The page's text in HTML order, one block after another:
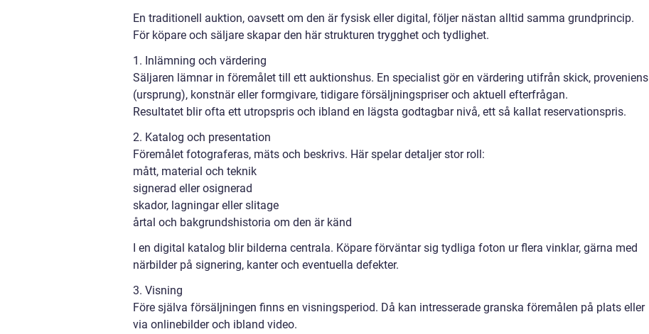
En traditionell auktion, oavsett om den är fysisk eller digital, följer nästan alltid samma grundprincip.
För köpare och säljare skapar den här strukturen trygghet och tydlighet.
1. Inlämning och värdering
Säljaren lämnar in föremålet till ett auktionshus. En specialist gör en värdering utifrån skick, proveniens
(ursprung), konstnär eller formgivare, tidigare försäljningspriser och aktuell efterfrågan.
Resultatet blir ofta ett utropspris och ibland en lägsta godtagbar nivå, ett så kallat reservationspris.
2. Katalog och presentation
Föremålet fotograferas, mäts och beskrivs. Här spelar detaljer stor roll:
mått, material och teknik
signerad eller osignerad
skador, lagningar eller slitage
årtal och bakgrundshistoria om den är känd
I en digital katalog blir bilderna centrala. Köpare förväntar sig tydliga foton ur flera vinklar, gärna med
närbilder på signering, kanter och eventuella defekter.
3. Visning
Före själva försäljningen finns en visningsperiod. Då kan intresserade granska föremålen på plats eller
via onlinebilder och ibland video.